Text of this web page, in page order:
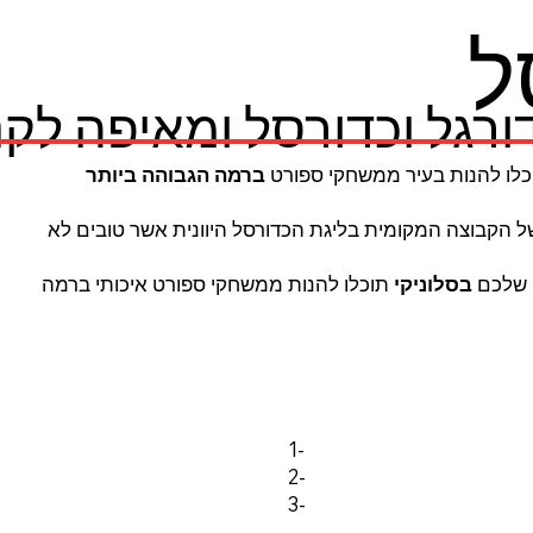
וכדורסל ומאיפה
להנות בעיר ממשחקי ספורט ברמה הגבוהה ביותר
הקבוצה המקומית בליגת הכדורסל היוונית אשר טובים לא
שלכם בסלוניקי תוכלו להנות ממשחקי ספורט איכותי ברמה
1-
2-
3-